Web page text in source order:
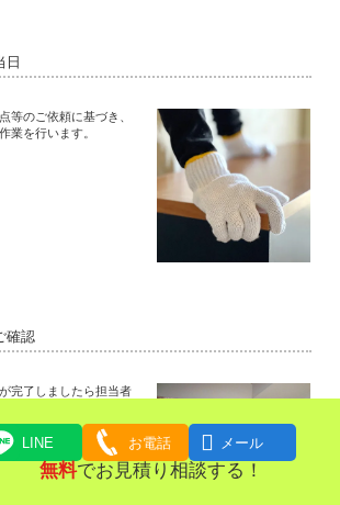
日
等のご依頼に基づき、
業を行います。
確認
完了しましたら担当者
業をしていただきま
に住んでいたり、立ち合
LINE お電話  メール
無料でお見積り相談する！